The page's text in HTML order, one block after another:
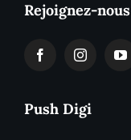
Rejoignez-
Push Digi